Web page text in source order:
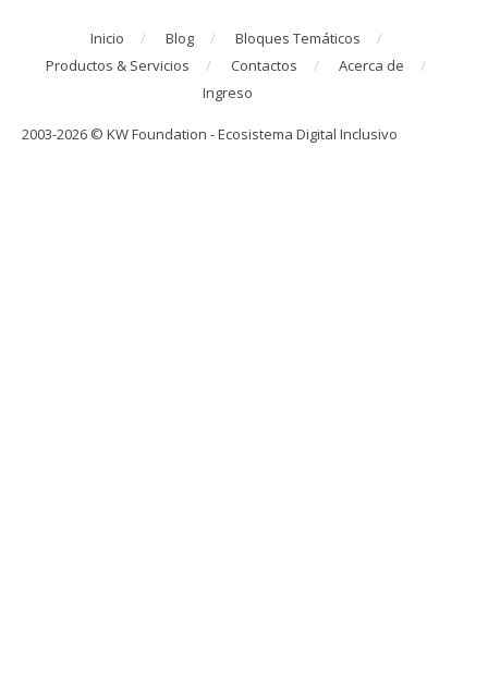
Inicio Blog
Bloques Temáticos
Productos & Servicios
Contactos
Acerca de
Ingreso
2003-2026 © KW Foundation - Ecosistema Digital Inclusivo